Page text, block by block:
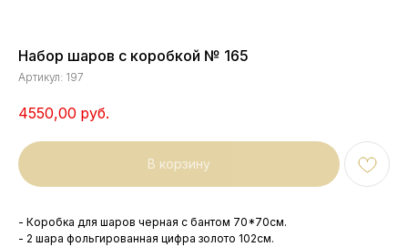
Набор шаров с коробкой № 165
Артикул: 197
4550,00 руб.
В корзину
- Коробка для шаров черная с бантом 70*70см.
- 2 шара фольгированная цифра золото 102см.